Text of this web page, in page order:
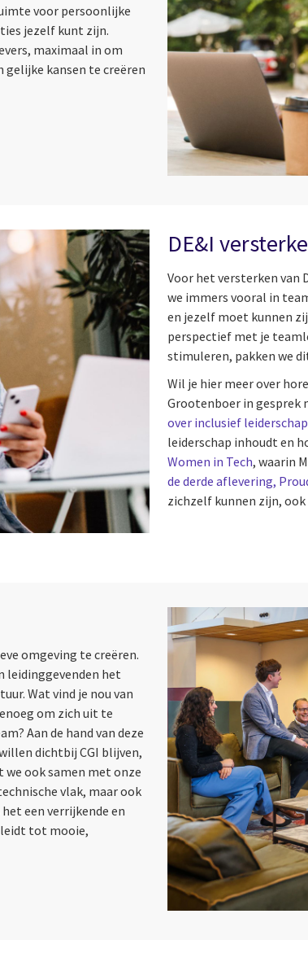
voor persoonlijke
jezelf kunt zijn.
maximaal in om
kansen te creëren
DE&I
Voor het versterken van
we immers vooral in
en jezelf moet kunnen
perspectief met je
stimuleren, pakken we
Wil je hier meer over
Grootenboer in gesprek
over inclusief leiderschap
leiderschap inhoudt en
Women in Tech, waarin
de derde aflevering,
zichzelf kunnen zijn, ook
omgeving te creëren.
leidinggevenden het
Wat vind je nou van
om zich uit te
Aan de hand van deze
dichtbij CGI blijven,
we ook samen met onze
vlak, maar ook
een verrijkende en
leidt tot mooie,